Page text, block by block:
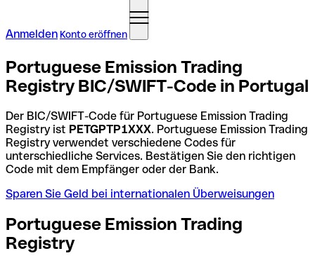
Anmelden Konto eröffnen
Portuguese Emission Trading
Registry BIC/SWIFT-Code in Portugal
Der BIC/SWIFT-Code für Portuguese Emission Trading
Registry ist PETGPTP1XXX. Portuguese Emission Trading
Registry verwendet verschiedene Codes für
unterschiedliche Services. Bestätigen Sie den richtigen
Code mit dem Empfänger oder der Bank.
Sparen Sie Geld bei internationalen Überweisungen
Portuguese Emission Trading
Registry